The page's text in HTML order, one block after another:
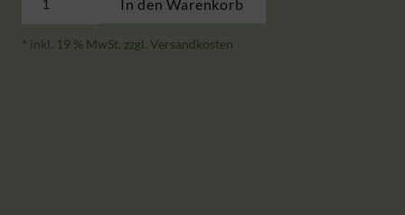
trocken
Menge
In den Warenkorb
* inkl. 19 % MwSt. zzgl.Versandkosten